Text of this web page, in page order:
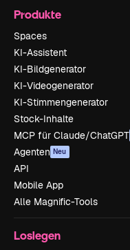
Produkte
Spaces
KI-Assistent
KI-Bildgenerator
KI-Videogenerator
KI-Stimmengenerator
Stock-Inhalte
MCP für Claude/ChatGPT
Agenten Neu
API
Mobile App
Alle Magnific-Tools
Loslegen